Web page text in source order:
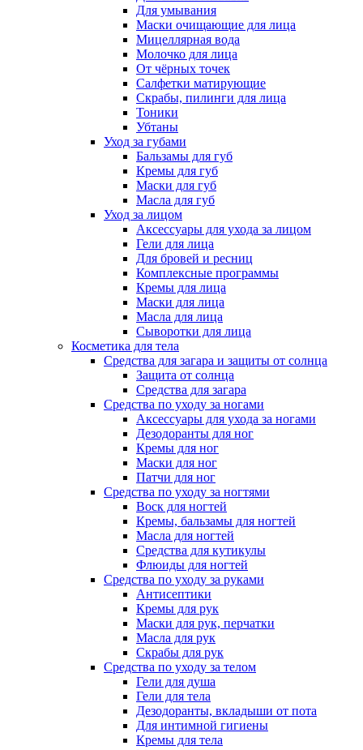
Для умывания
Маски очищающие для лица
Мицеллярная вода
Молочко для лица
От чёрных точек
Салфетки матирующие
Скрабы, пилинги для лица
Тоники
Убтаны
Уход за губами
Бальзамы для губ
Кремы для губ
Маски для губ
Масла для губ
Уход за лицом
Аксессуары для ухода за лицом
Гели для лица
Для бровей и ресниц
Комплексные программы
Кремы для лица
Маски для лица
Масла для лица
Сыворотки для лица
Косметика для тела
Средства для загара и защиты от солнца
Защита от солнца
Средства для загара
Средства по уходу за ногами
Аксессуары для ухода за ногами
Дезодоранты для ног
Кремы для ног
Маски для ног
Патчи для ног
Средства по уходу за ногтями
Воск для ногтей
Кремы, бальзамы для ногтей
Масла для ногтей
Средства для кутикулы
Флюиды для ногтей
Средства по уходу за руками
Антисептики
Кремы для рук
Маски для рук, перчатки
Масла для рук
Скрабы для рук
Средства по уходу за телом
Гели для душа
Гели для тела
Дезодоранты, вкладыши от пота
Для интимной гигиены
Кремы для тела